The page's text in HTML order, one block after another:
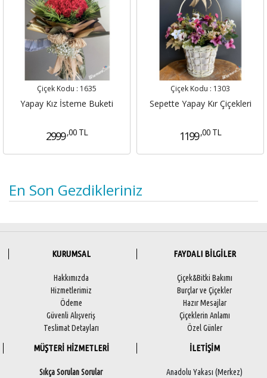
Çiçek Kodu : 1635
Yapay Kız İsteme Buketi
2999 ,00 TL
Çiçek Kodu : 1303
Sepette Yapay Kır Çiçekleri
1199 ,00 TL
En Son Gezdikleriniz
KURUMSAL
Hakkımızda
Hizmetlerimiz
Ödeme
Güvenli Alışveriş
Teslimat Detayları
FAYDALI BİLGİLER
Çiçek&Bitki Bakımı
Burçlar ve Çiçekler
Hazır Mesajlar
Çiçeklerin Anlamı
Özel Günler
MÜŞTERİ HİZMETLERİ
Sıkça Sorulan Sorular
İLETİŞİM
Anadolu Yakası (Merkez)